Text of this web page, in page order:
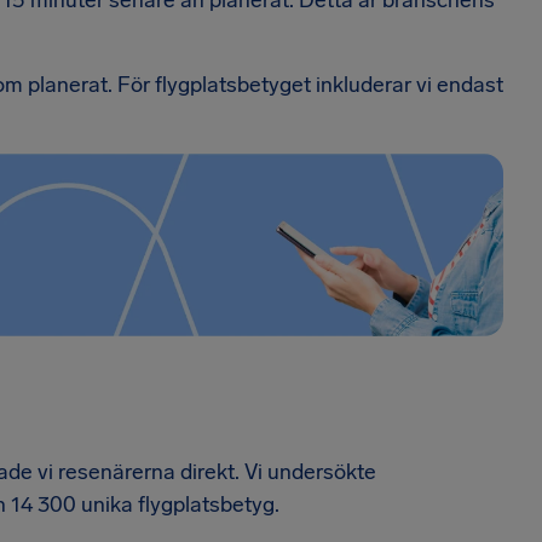
planerat. För flygplatsbetyget inkluderar vi endast
vi resenärerna direkt. Vi undersökte
14 300 unika flygplatsbetyg.